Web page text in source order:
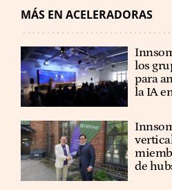
MÁS EN ACELERADORAS
los
para
la IA
de